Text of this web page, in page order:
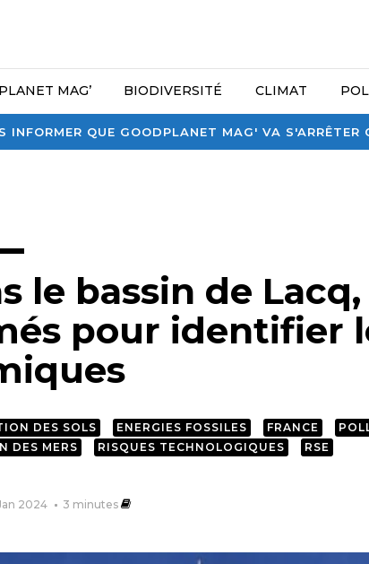
INFORMER QUE GOODPLANET MAG' VA
MAG’ BIODIVERSITÉ CLIMAT
le bassin de
pour identifier
DES SOLS ENERGIES FOSSILES FRANCE
DES MERS
RISQUES TECHNOLOGIQUES RSE
2024 3 minutes